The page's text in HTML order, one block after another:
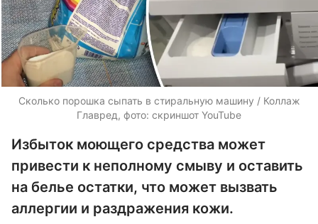
Сколько порошка сыпать в стиральную машину / Коллаж
Главред, фото: скриншот YouTube
Избыток моющего средства может
привести к неполному смыву и оставить
на белье остатки, что может вызвать
аллергии и раздражения кожи.